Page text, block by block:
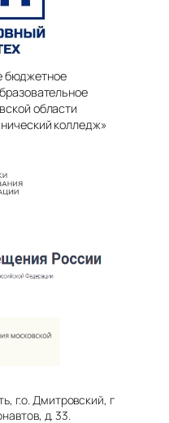
бюджетное
области
колледж»
г.о. Дмитровский, г
д. 33.